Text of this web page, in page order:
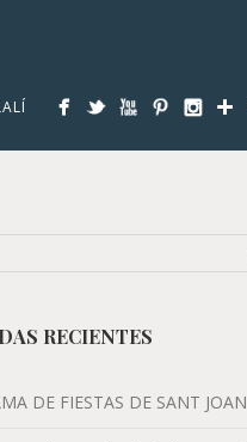
RECIENTES
DE FIESTAS DE SANT JOAN